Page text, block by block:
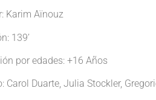
Karim Aïnouz
139’
por edades: +16 Años
Carol Duarte, Julia Stockler,